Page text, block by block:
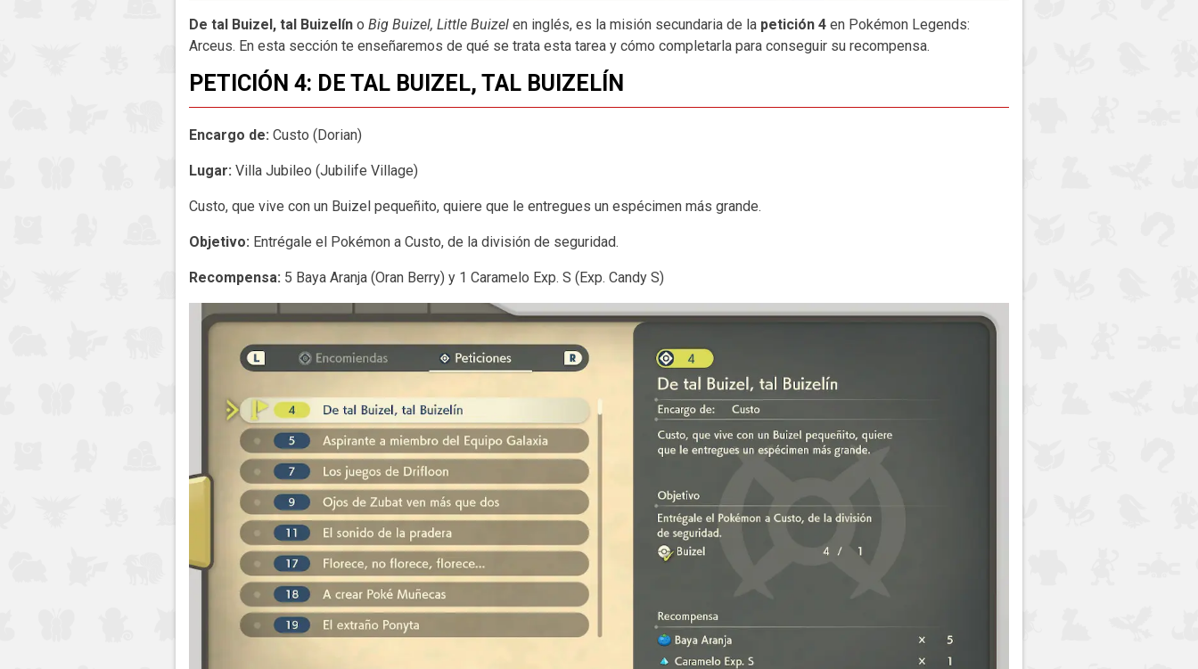
De tal Buizel, tal Buizelín o Big Buizel, Little Buizel en inglés, es la misión secundaria de la petición 4 en Pokémon Legends:
Arceus. En esta sección te enseñaremos de qué se trata esta tarea y cómo completarla para conseguir su recompensa.
PETICIÓN 4: DE TAL BUIZEL, TAL BUIZELÍN
Encargo de: Custo (Dorian)
Lugar: Villa Jubileo (Jubilife Village)
Custo, que vive con un Buizel pequeñito, quiere que le entregues un espécimen más grande.
Objetivo: Entrégale el Pokémon a Custo, de la división de seguridad.
Recompensa: 5 Baya Aranja (Oran Berry) y 1 Caramelo Exp. S (Exp. Candy S)